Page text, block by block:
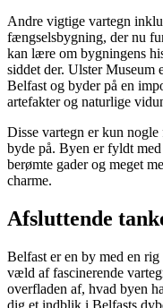
Andre vigtige vartegn
fængselsbygning, der nu
kan lære om bygningens
siddet der. Ulster Museum
Belfast og byder på en
artefakter og naturlige
Disse vartegn er kun
byde på. Byen er fyldt
berømte gader og meget
charme.
Afsluttende
Belfast er en by med en
væld af fascinerende
overfladen af, hvad byen
dig et indblik i Belfasts